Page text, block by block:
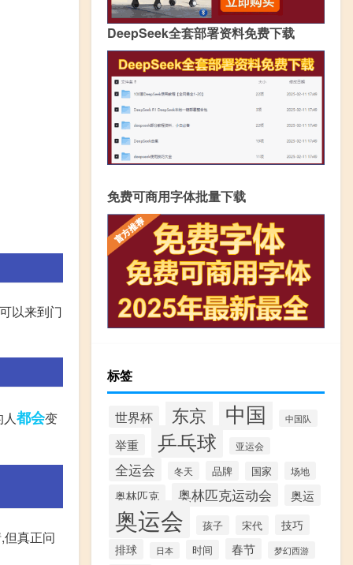
以来到门
都会变
真正问
DeepSeek全套部署资料免费下载
免费可商用字体批量下载
标签
世界杯 东京 中国 中国队
举重 乒乓球 亚运会
全运会 冬天 品牌 国家 场地
奥林匹克 奥林匹克运动会 奥运
奥运会 孩子 宋代
技巧
排球
日本 时间 春节 梦幻西游